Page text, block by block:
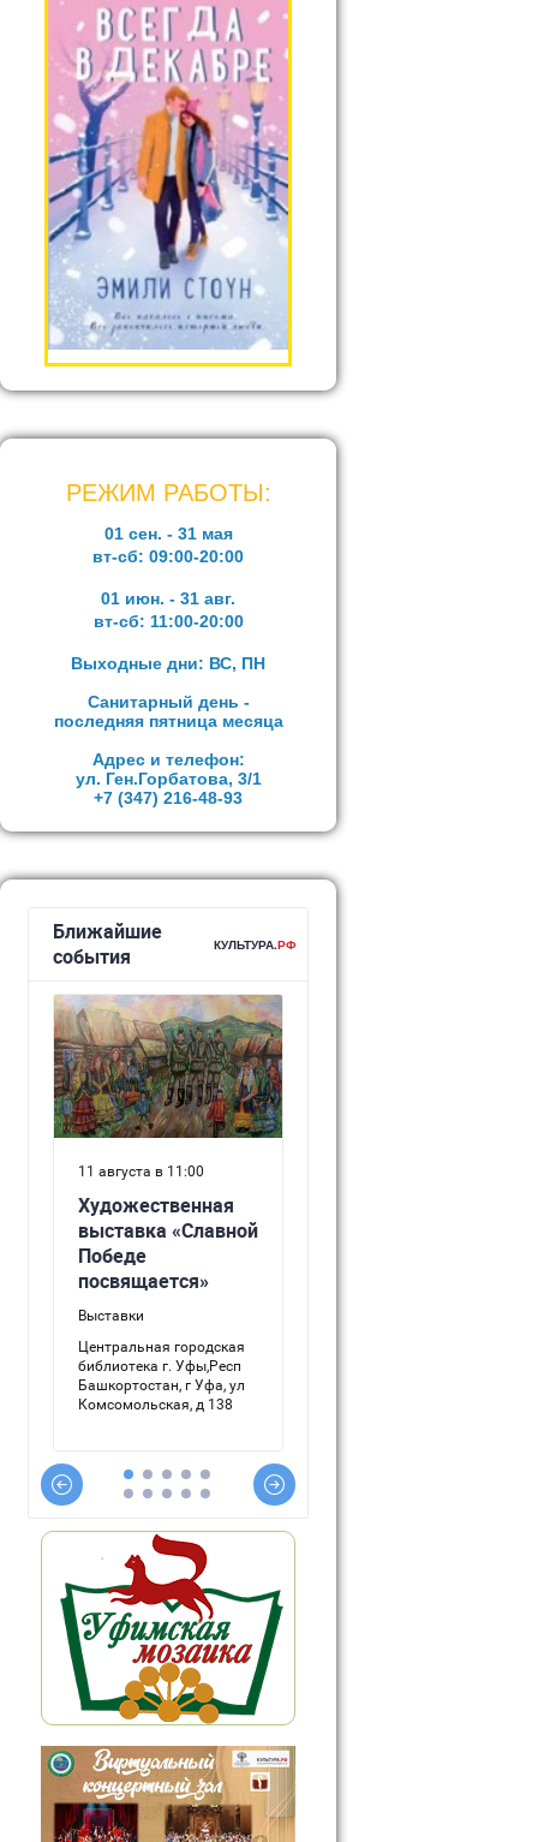
РЕЖИМ РАБОТЫ:
01 сен. - 31 мая
вт-сб: 09:00-20:00
01 июн. - 31 авг.
вт-сб: 11:00-20:00
Выходные дни: ВС, ПН
Санитарный день -
последняя пятница месяца
Адрес и телефон:
ул. Ген.Горбатова, 3/1
+7 (347) 216-48-93